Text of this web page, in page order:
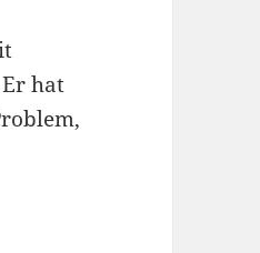
hat